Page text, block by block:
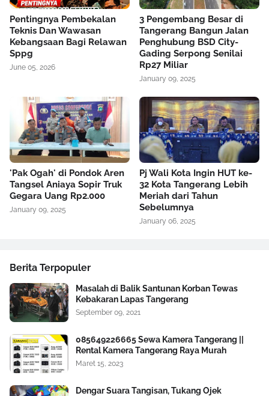
Pentingnya Pembekalan
Teknis Dan Wawasan
Kebangsaan Bagi Relawan
Sppg
June 05, 2026
3 Pengembang Besar di
Tangerang Bangun Jalan
Penghubung BSD City-
Gading Serpong Senilai
Rp27 Miliar
January 09, 2025
'Pak Ogah' di Pondok Aren
Tangsel Aniaya Sopir Truk
Gegara Uang Rp2.000
January 09, 2025
Pj Wali Kota Ingin HUT ke-
32 Kota Tangerang Lebih
Meriah dari Tahun
Sebelumnya
January 06, 2025
Berita Terpopuler
Masalah di Balik Santunan Korban Tewas
Kebakaran Lapas Tangerang
September 09, 2021
085649226665 Sewa Kamera Tangerang ||
Rental Kamera Tangerang Raya Murah
Maret 15, 2023
Dengar Suara Tangisan, Tukang Ojek